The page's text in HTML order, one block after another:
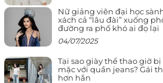
Nữ giảng viên đại học
xách cả “lâu đài” xuống
đường ra phố khó ai đọ lại
04/07/2025
Tại sao giày thể thao giờ
mặc với quần jeans? Gái
hơn hẳn